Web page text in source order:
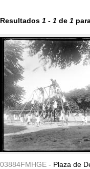
Resultados 1 - 1 de 1
03884FMHGE - Plaza de